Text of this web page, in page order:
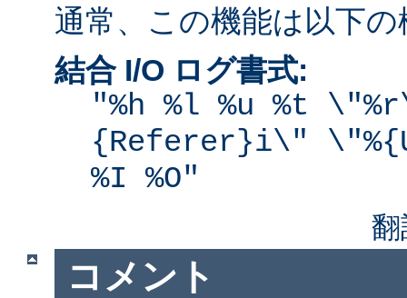
通常、この機能は以下
結合 I/O ログ書式:
"%h %l %u %t
{Referer}i\"
%I %O"
コメント